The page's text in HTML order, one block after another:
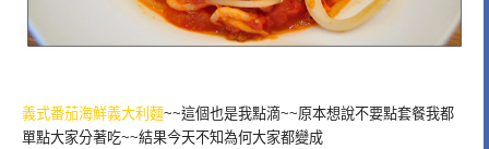
義式番茄海鮮義大利麵~~這個也是我點滴~~原本想說不要點套餐我都
單點大家分著吃~~結果今天不知為何大家都變成